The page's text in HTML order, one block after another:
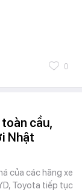
0
cầu,
Nhật
của các hãng xe
Toyota tiếp tục